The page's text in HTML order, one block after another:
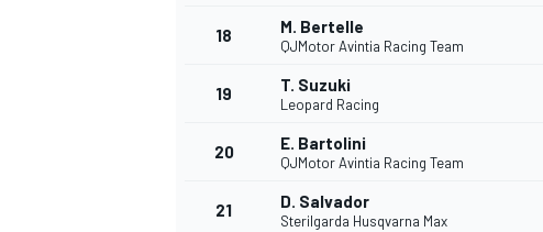
18 M. Bertelle
QJMotor Avintia Racing Team
19 T. Suzuki
Leopard Racing
20 E. Bartolini
QJMotor Avintia Racing Team
21 D. Salvador
Sterilgarda Husqvarna Max